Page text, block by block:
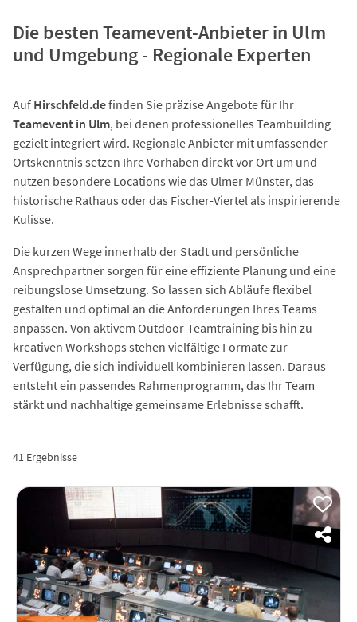
Die besten Teamevent-Anbieter in Ulm
und Umgebung - Regionale Experten
Auf Hirschfeld.definden Sie präzise Angebote für Ihr
Teamevent in Ulm, bei denen professionelles Teambuilding
gezielt integriert wird. Regionale Anbieter mit umfassender
Ortskenntnis setzen Ihre Vorhaben direkt vor Ort um und
nutzen besondere Locations wie das Ulmer Münster, das
historische Rathaus oder das Fischer-Viertel als inspirierende
Kulisse.
Die kurzen Wege innerhalb der Stadt und persönliche
Ansprechpartner sorgen für eine effiziente Planung und eine
reibungslose Umsetzung. So lassen sich Abläufe flexibel
gestalten und optimal an die Anforderungen Ihres Teams
anpassen. Von aktivem Outdoor-Teamtraining bis hin zu
kreativen Workshops stehen vielfältige Formate zur
Verfügung, die sich individuell kombinieren lassen. Daraus
entsteht ein passendes Rahmenprogramm, das Ihr Team
stärkt und nachhaltige gemeinsame Erlebnisse schafft.
41 Ergebnisse